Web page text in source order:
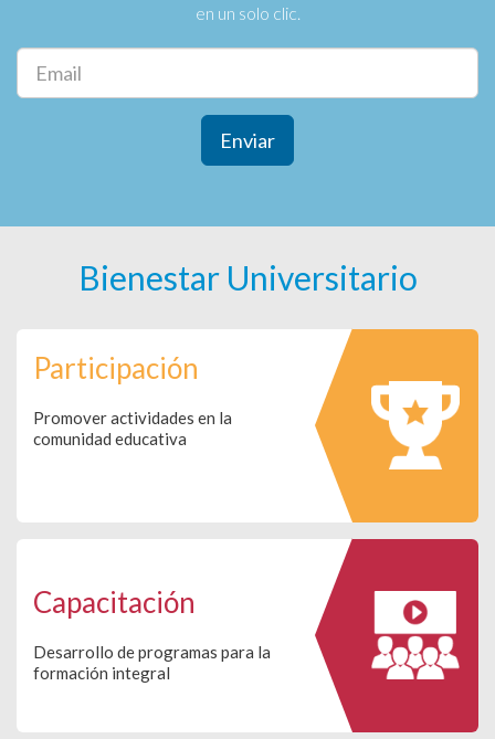
en un solo clic.
Enviar
Bienestar Universitario
Participación
Promover actividades en la
comunidad educativa
Capacitación
Desarrollo de programas para la
formación integral